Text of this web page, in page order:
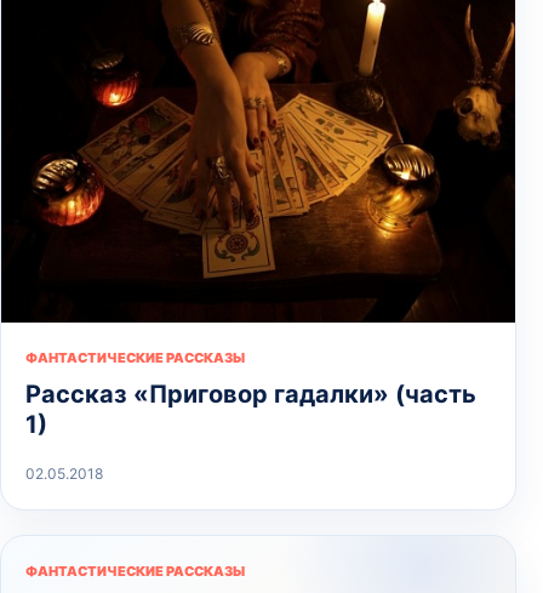
ФАНТАСТИЧЕСКИЕ РАССКАЗЫ
Рассказ «Приговор гадалки» (часть
1)
02.05.2018
ФАНТАСТИЧЕСКИЕ РАССКАЗЫ